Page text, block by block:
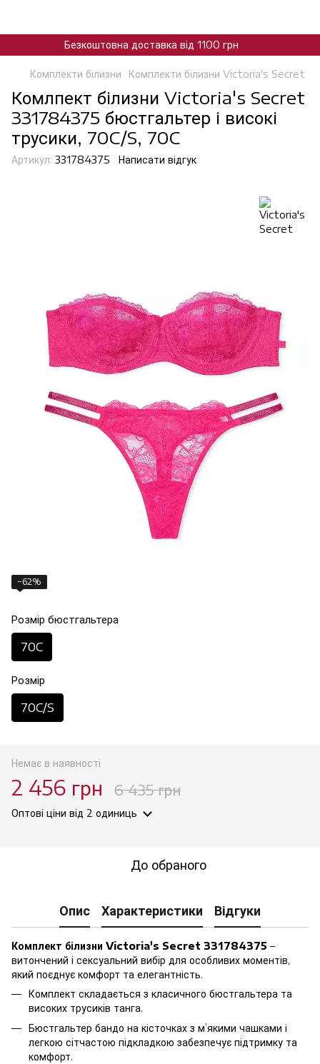
Безкоштовна доставка від 1100 грн
Комплекти білизни Комплекти білизни Victoria's Secret
Комлпект білизни Victoria's Secret
331784375 бюстгальтер і високі
трусики, 70C/S, 70C
Артикул: 331784375 Написати відгук
−62%
Розмір бюстгальтера
70C
Розмір
70C/S
Немає в наявності
2 456 грн 6 435 грн
Оптові ціни від 2 одиниць
До обраного
Опис Характеристики Відгуки
Комплект білизни Victoria's Secret 331784375 –
витончений і сексуальний вибір для особливих моментів,
який поєднує комфорт та елегантність.
Комплект складається з класичного бюстгальтера та
високих трусиків танга.
Бюстгальтер бандо на кісточках з м’якими чашками і
легкою сітчастою підкладкою забезпечує підтримку та
комфорт.